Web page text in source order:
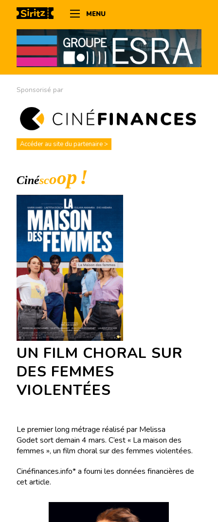
MENU
Sponsorisé par
Accéder au site du partenaire >
UN FILM CHORAL SUR
DES FEMMES
VIOLENTÉES
Le premier long métrage réalisé par Melissa
Godet sort demain 4 mars. C’est « La maison des
femmes », un film choral sur des femmes violentées.
Cinéfinances.info* a fourni les données financières de
cet article.